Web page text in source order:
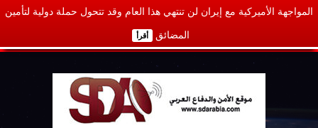
المواجهة الأميركية مع إيران لن تنتهي هذا العام وقد تتحول حملة دولية لتأمين
المضائق أقرأ